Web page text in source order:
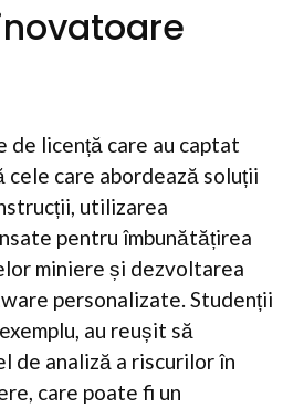
licență care au captat
cele care abordează soluții
utilizarea
pentru îmbunătățirea
miniere și dezvoltarea
personalizate. Studenții
au reușit să
de analiză a riscurilor în
care poate fi un